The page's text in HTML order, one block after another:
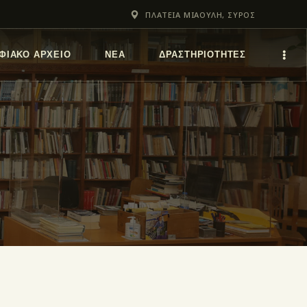
ΠΛΑΤΕΙΑ ΜΙΑΟΥΛΗ, ΣΥΡΟΣ
ΑΡΧΕΊΟ ΝΕΑ ΔΡΑΣΤΗΡΙΟΤΗΤΕΣ